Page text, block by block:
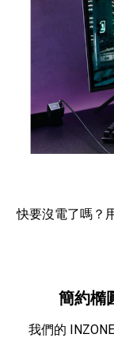
快要沒電了嗎？
簡約橢
我們的